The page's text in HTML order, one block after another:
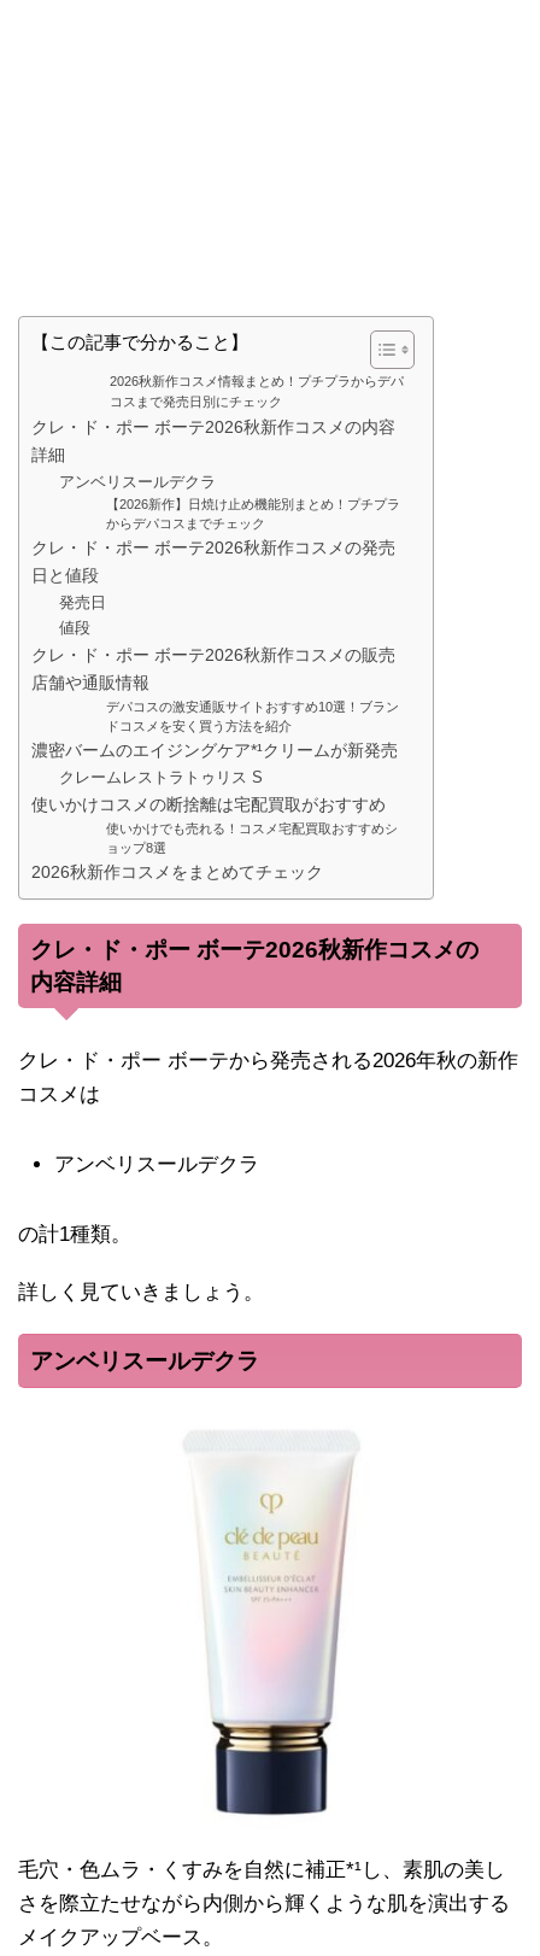
【この記事で分かること】
2026秋新作コスメ情報まとめ！プチプラからデパ
コスまで発売日別にチェック
クレ・ド・ポー ボーテ2026秋新作コスメの内容
詳細
アンベリスールデクラ
【2026新作】日焼け止め機能別まとめ！プチプラ
からデパコスまでチェック
クレ・ド・ポー ボーテ2026秋新作コスメの発売
日と値段
発売日
値段
クレ・ド・ポー ボーテ2026秋新作コスメの販売
店舗や通販情報
デパコスの激安通販サイトおすすめ10選！ブラン
ドコスメを安く買う方法を紹介
濃密バームのエイジングケア*¹クリームが新発売
クレームレストラトゥリス S
使いかけコスメの断捨離は宅配買取がおすすめ
使いかけでも売れる！コスメ宅配買取おすすめシ
ョップ8選
2026秋新作コスメをまとめてチェック
クレ・ド・ポー ボーテ2026秋新作コスメの
内容詳細
クレ・ド・ポー ボーテから発売される2026年秋の新作
コスメは
アンベリスールデクラ
の計1種類。
詳しく見ていきましょう。
アンベリスールデクラ
毛穴・色ムラ・くすみを自然に補正*¹し、素肌の美し
さを際立たせながら内側から輝くような肌を演出する
メイクアップベース。